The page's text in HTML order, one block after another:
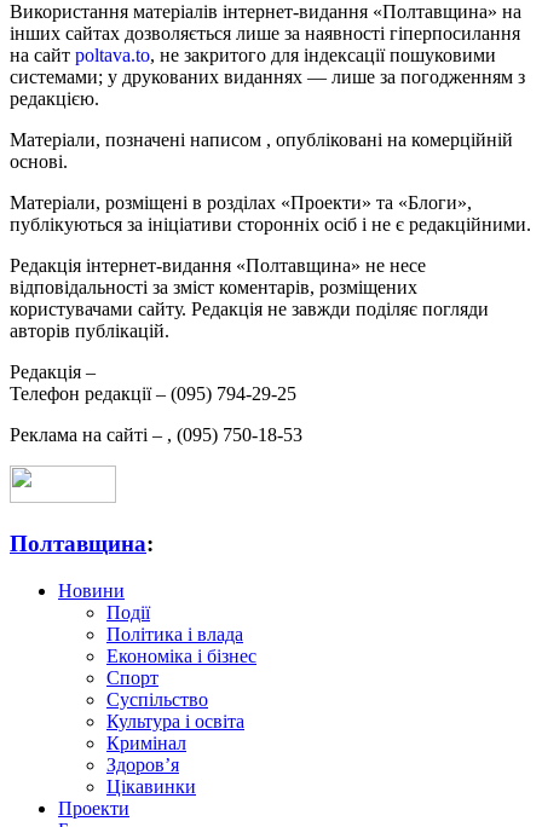
Використання матеріалів інтернет-видання «Полтавщина» на
інших сайтах дозволяється лише за наявності гіперпосилання
на сайт poltava.to, не закритого для індексації пошуковими
системами; у друкованих виданнях — лише за погодженням з
редакцією.
Матеріали, позначені написом , опубліковані на комерційній
основі.
Матеріали, розміщені в розділах «Проекти» та «Блоги»,
публікуються за ініціативи сторонніх осіб і не є редакційними.
Редакція інтернет-видання «Полтавщина» не несе
відповідальності за зміст коментарів, розміщених
користувачами сайту. Редакція не завжди поділяє погляди
авторів публікацій.
Редакція –
Телефон редакції – (095) 794-29-25
Реклама на сайті – , (095) 750-18-53
Полтавщина:
Новини
Події
Політика і влада
Економіка і бізнес
Спорт
Суспільство
Культура і освіта
Кримінал
Здоров’я
Цікавинки
Проекти